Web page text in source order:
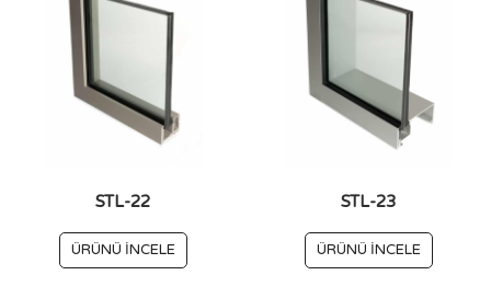
STL-22
ÜRÜNÜ İNCELE
STL-23
ÜRÜNÜ İNCELE